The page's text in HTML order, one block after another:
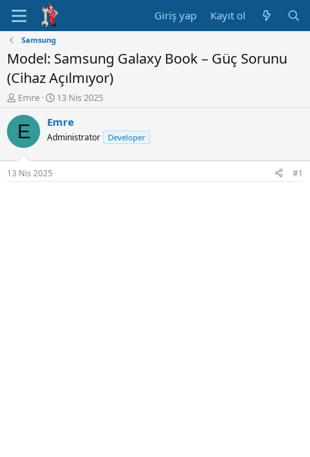
Giriş yap Kayıt ol
Samsung
Model: Samsung Galaxy Book – Güç Sorunu
(Cihaz Açılmıyor)
K
n
u
y
u
B
a
Emre
B
ş
l
n
ı
13 Nis 2025
E Emre
Administrator Developer
13 Nis 2025 #1